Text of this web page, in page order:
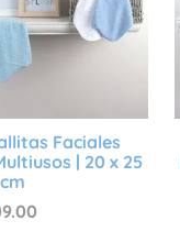
Faciales
| 20 x 25
cm
.00